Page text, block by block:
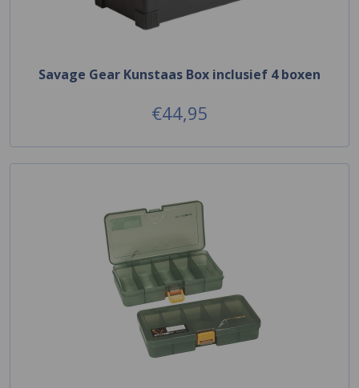
Savage Gear Kunstaas Box inclusief 4 boxen
€44,95